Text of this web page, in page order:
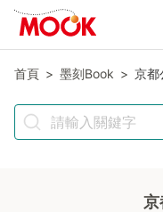
首頁 墨刻Book 京都
京